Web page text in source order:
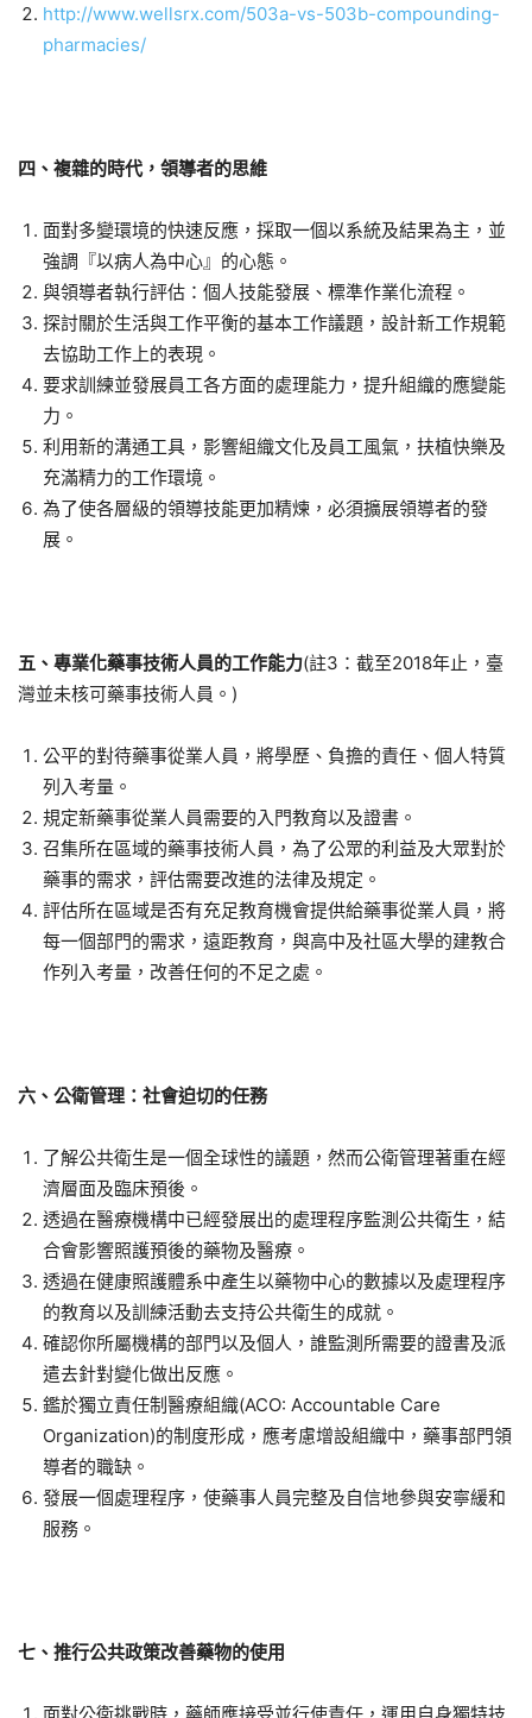
http://www.wellsrx.com/503a-vs-503b-compounding-
pharmacies/
四、 複雜的時代，領導者的思維
面對多變環境的快速反應，採取一個以系統及結果為主，並
強調『以病人為中心』的心態。
與領導者執行評估：個人技能發展、標準作業化流程。
探討關於生活與工作平衡的基本工作議題，設計新工作規範
去協助工作上的表現。
要求訓練並發展員工各方面的處理能力，提升組織的應變能
力。
利用新的溝通工具，影響組織文化及員工風氣，扶植快樂及
充滿精力的工作環境。
為了使各層級的領導技能更加精煉，必須擴展領導者的發
展。
五、 專業化藥事技術人員的工作能力(註3：截至2018年止，臺
灣並未核可藥事技術人員。)
公平的對待藥事從業人員，將學歷、負擔的責任、個人特質
列入考量。
規定新藥事從業人員需要的入門教育以及證書。
召集所在區域的藥事技術人員，為了公眾的利益及大眾對於
藥事的需求，評估需要改進的法律及規定。
評估所在區域是否有充足教育機會提供給藥事從業人員，將
每一個部門的需求，遠距教育，與高中及社區大學的建教合
作列入考量，改善任何的不足之處。
六、公衛管理：社會迫切的任務
了解公共衛生是一個全球性的議題，然而公衛管理著重在經
濟層面及臨床預後。
透過在醫療機構中已經發展出的處理程序監測公共衛生，結
合會影響照護預後的藥物及醫療。
透過在健康照護體系中產生以藥物中心的數據以及處理程序
的教育以及訓練活動去支持公共衛生的成就。
確認你所屬機構的部門以及個人，誰監測所需要的證書及派
遣去針對變化做出反應。
鑑於獨立責任制醫療組織(ACO: Accountable Care
Organization)的制度形成，應考慮增設組織中，藥事部門領
導者的職缺。
發展一個處理程序，使藥事人員完整及自信地參與安寧緩和
服務。
七、推行公共政策改善藥物的使用
面對公衛挑戰時，藥師應接受並行使責任，運用自身獨特技